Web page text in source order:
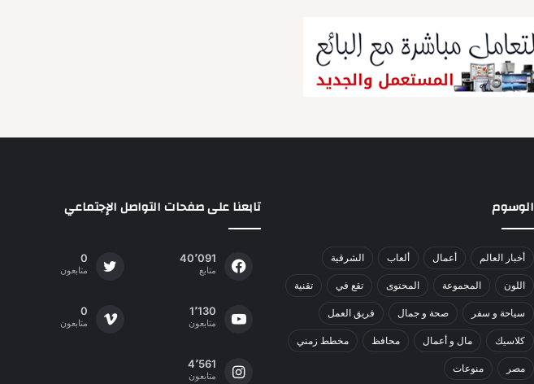
ا
ل
إ
الوسوم
أخبار العالم أعمال ألعاب الشرقية
اللون المجموعة المحتوى تقع في تقنية
سياحة و سفر صحة و جمال فريق العمل
كلاسيك مال و أعمال محافظ مخطط زمني
مصر منوعات
تابعنا على صفحات التواصل الإجتماعي
40٬091
متابع
0
متابعون
1٬130
متابعون
0
متابعون
4٬561
متابعون